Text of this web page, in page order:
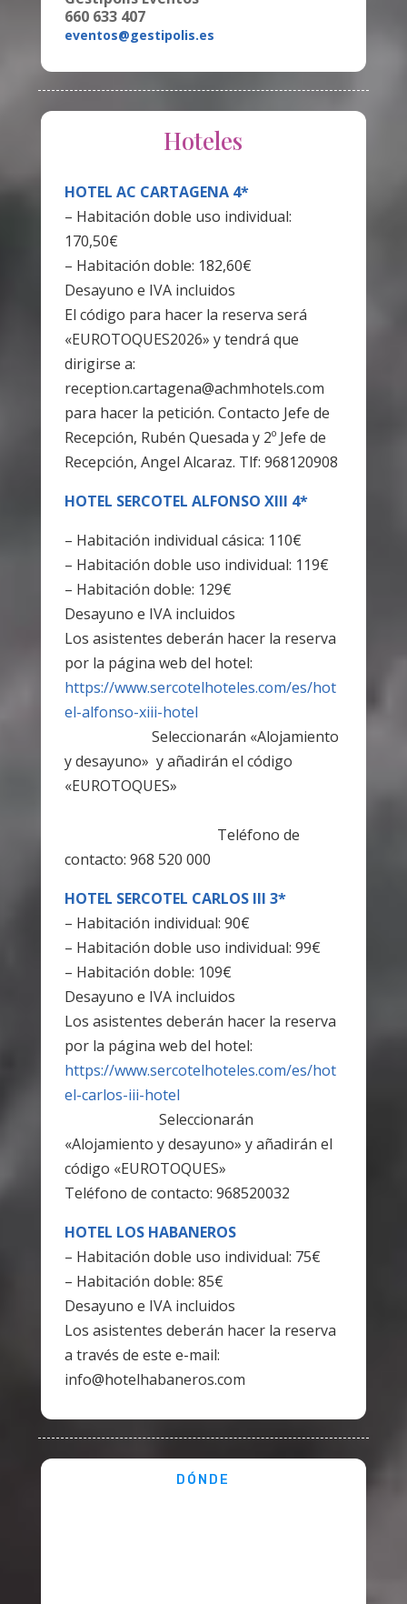
660 633 407
eventos@gestipolis.es
Hoteles
HOTEL AC CARTAGENA 4*
– Habitación doble uso individual:
170,50€
– Habitación doble: 182,60€
Desayuno e IVA incluidos
El código para hacer la reserva será
«EUROTOQUES2026» y tendrá que
dirigirse a:
reception.cartagena@achmhotels.com
para hacer la petición. Contacto Jefe de
Recepción, Rubén Quesada y 2º Jefe de
Recepción, Angel Alcaraz. Tlf: 968120908
HOTEL SERCOTEL ALFONSO XIII 4*
– Habitación individual cásica: 110€
– Habitación doble uso individual: 119€
– Habitación doble: 129€
Desayuno e IVA incluidos
Los asistentes deberán hacer la reserva
por la página web del hotel:
https://www.sercotelhoteles.com/es/hot
el-alfonso-xiii-hotel
Seleccionarán «Alojamiento
y desayuno» y añadirán el código
«EUROTOQUES»
Teléfono de
contacto: 968 520 000
HOTEL SERCOTEL CARLOS III 3*
– Habitación individual: 90€
– Habitación doble uso individual: 99€
– Habitación doble: 109€
Desayuno e IVA incluidos
Los asistentes deberán hacer la reserva
por la página web del hotel:
https://www.sercotelhoteles.com/es/hot
el-carlos-iii-hotel
Seleccionarán
«Alojamiento y desayuno» y añadirán el
código «EUROTOQUES»
Teléfono de contacto: 968520032
HOTEL LOS HABANEROS
– Habitación doble uso individual: 75€
– Habitación doble: 85€
Desayuno e IVA incluidos
Los asistentes deberán hacer la reserva
a través de este e-mail:
info@hotelhabaneros.com
DÓNDE